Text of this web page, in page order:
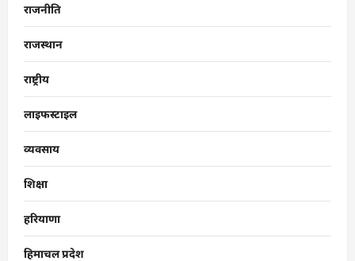
राजनीति
राजस्थान
राष्ट्रीय
लाइफस्टाइल
व्यवसाय
शिक्षा
हरियाणा
हिमाचल प्रदेश